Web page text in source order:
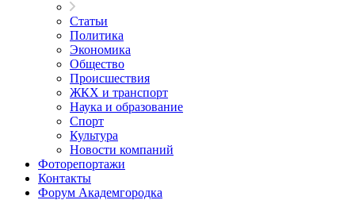
Статьи
Политика
Экономика
Общество
Происшествия
ЖКХ и транспорт
Наука и образование
Спорт
Культура
Новости компаний
Фоторепортажи
Контакты
Форум Академгородка